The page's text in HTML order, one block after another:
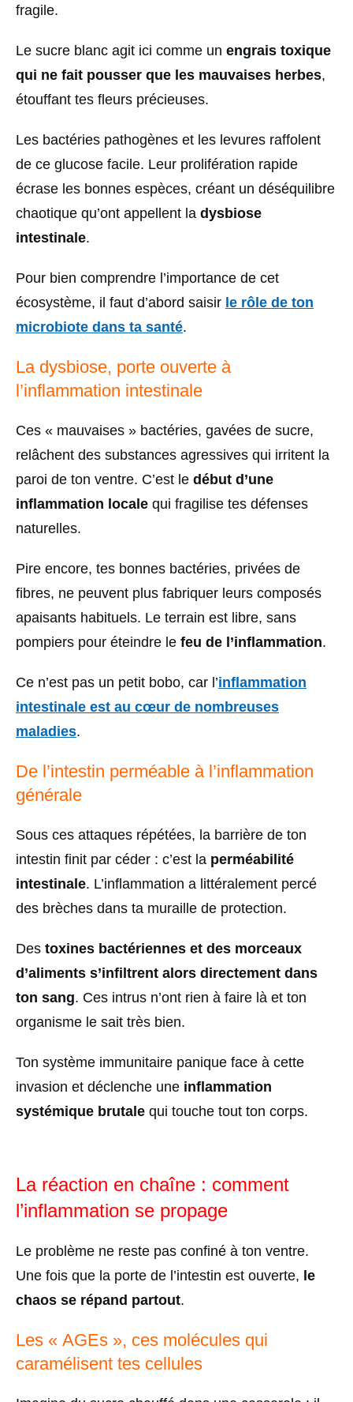
fragile.
Le sucre blanc agit ici comme un engrais toxique
qui ne fait pousser que les mauvaises herbes,
étouffant tes fleurs précieuses.
Les bactéries pathogènes et les levures raffolent
de ce glucose facile. Leur prolifération rapide
écrase les bonnes espèces, créant un déséquilibre
chaotique qu’ont appellent la dysbiose
intestinale.
Pour bien comprendre l’importance de cet
écosystème, il faut d’abord saisir le rôle de ton
microbiote dans ta santé.
La dysbiose, porte ouverte à
l’inflammation intestinale
Ces « mauvaises » bactéries, gavées de sucre,
relâchent des substances agressives qui irritent la
paroi de ton ventre. C’est le début d’une
inflammation locale qui fragilise tes défenses
naturelles.
Pire encore, tes bonnes bactéries, privées de
fibres, ne peuvent plus fabriquer leurs composés
apaisants habituels. Le terrain est libre, sans
pompiers pour éteindre le feu de l’inflammation.
Ce n’est pas un petit bobo, car l’inflammation
intestinale est au cœur de nombreuses
maladies.
De l’intestin perméable à l’inflammation
générale
Sous ces attaques répétées, la barrière de ton
intestin finit par céder : c’est la perméabilité
intestinale. L’inflammation a littéralement percé
des brèches dans ta muraille de protection.
Des toxines bactériennes et des morceaux
d’aliments s’infiltrent alors directement dans
ton sang. Ces intrus n’ont rien à faire là et ton
organisme le sait très bien.
Ton système immunitaire panique face à cette
invasion et déclenche une inflammation
systémique brutale qui touche tout ton corps.
La réaction en chaîne : comment
l’inflammation se propage
Le problème ne reste pas confiné à ton ventre.
Une fois que la porte de l’intestin est ouverte, le
chaos se répand partout.
Les « AGEs », ces molécules qui
caramélisent tes cellules